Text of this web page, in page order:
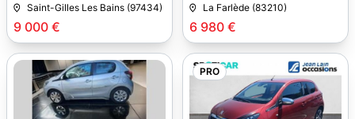
9 000 €
Saint-Gilles Les Bains (97434)
6 980 €
La Farlède (83210)
PRO